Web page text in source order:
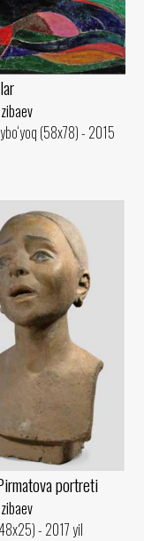
(58x78) - 2015
portreti
- 2017 yil